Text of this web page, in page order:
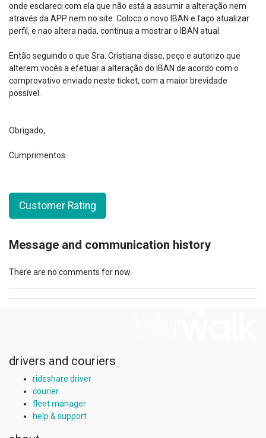
onde esclareci com ela que não está a assumir a alteração nem
através da APP nem no site. Coloco o novo IBAN e faço atualizar
perfil, e nao altera nada, continua a mostrar o IBAN atual.
Então seguindo o que Sra. Cristiana disse, peço e autorizo que
alterem vocês a efetuar a alteração do IBAN de acordo com o
comprovativo enviado neste ticket, com a maior brevidade
possível.
Obrigado,
Cumprimentos
Customer Rating
Message and communication history
There are no comments for now.
drivers and couriers
rideshare driver
courier
fleet manager
help & support